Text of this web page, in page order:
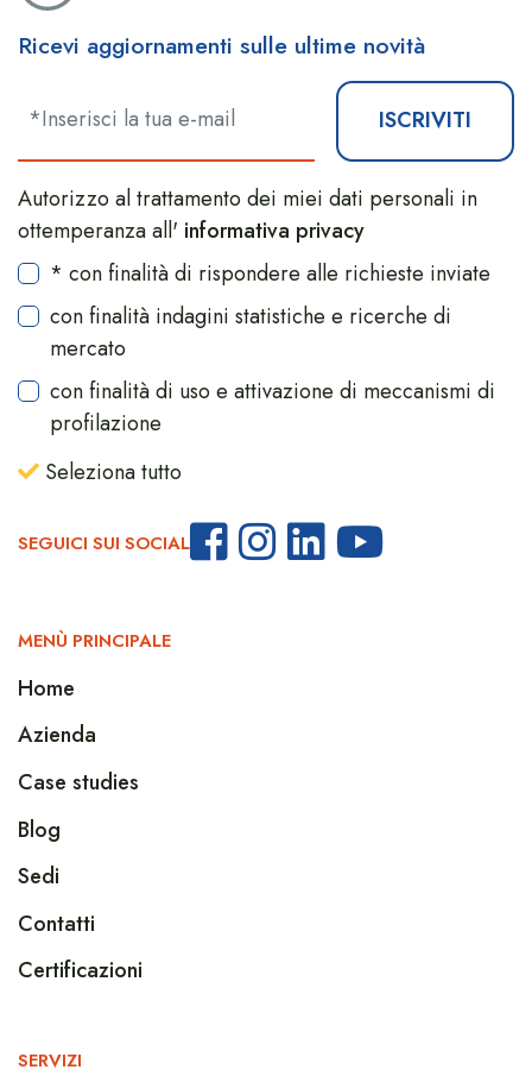
Ricevi aggiornamenti sulle ultime novità
ISCRIVITI
Autorizzo al trattamento dei miei dati personali in
ottemperanza all' informativa privacy
* con finalità di rispondere alle richieste inviate
con finalità indagini statistiche e ricerche di
mercato
con finalità di uso e attivazione di meccanismi di
profilazione
Seleziona tutto
SEGUICI SUI SOCIAL
MENÙ PRINCIPALE
Home
Azienda
Case studies
Blog
Sedi
Contatti
Certificazioni
SERVIZI